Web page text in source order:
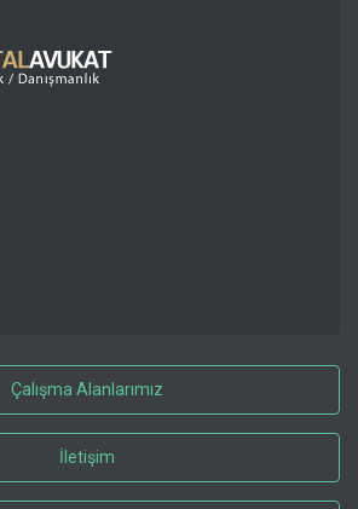
Çalışma Alanlarımız
İletişim